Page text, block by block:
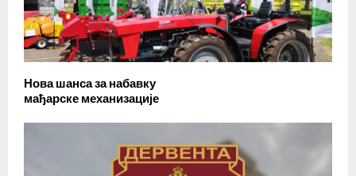
Нова шанса за набавку
мађарске механизације